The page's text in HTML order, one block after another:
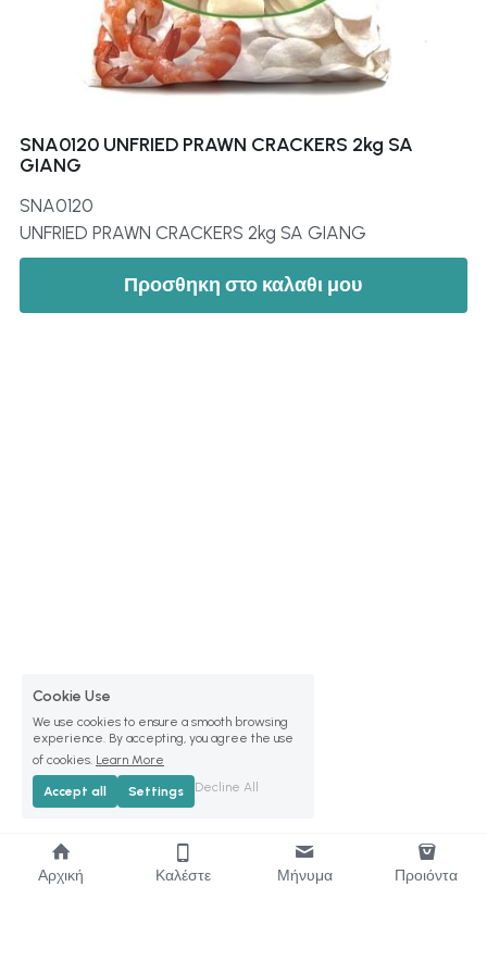
SNA0120 UNFRIED PRAWN CRACKERS 2kg SA
GIANG
SNA0120
UNFRIED PRAWN CRACKERS 2kg SA GIANG
Προσθηκη στο καλαθι μου
Αρχική Καλέστε Μήνυμα Προιόντα
Cookie Use
We use cookies to ensure a smooth browsing
experience. By accepting, you agree the use
of cookies. Learn More
Accept all Settings Decline All